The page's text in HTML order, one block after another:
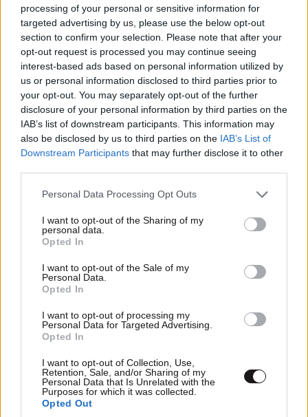
processing of your personal or sensitive information for
targeted advertising by us, please use the below opt-out
section to confirm your selection. Please note that after your
opt-out request is processed you may continue seeing
interest-based ads based on personal information utilized by
us or personal information disclosed to third parties prior to
your opt-out. You may separately opt-out of the further
disclosure of your personal information by third parties on the
IAB’s list of downstream participants. This information may
also be disclosed by us to third parties on the IAB’s List of
Downstream Participants that may further disclose it to other
Please note that this website/app uses one or more Google
not limited to your visit or usage behaviour. You may click to
grant or deny consent to Google and its third-party tags to
use your data for below specified purposes in below Google
consent section.
Personal Data Processing Opt Outs
I want to opt-out of the Sharing of my
personal data.
Opted In
I want to opt-out of the Sale of my
Personal Data.
Opted In
I want to opt-out of processing my
Personal Data for Targeted Advertising.
Opted In
I want to opt-out of Collection, Use,
Retention, Sale, and/or Sharing of my
Personal Data that Is Unrelated with the
Purposes for which it was collected.
Opted Out
β) Τίθενται σαφή όρια και εγγυήσεις διαφάνειας για
την εύρυθμη λειτουργία των πανεπιστημίων, στον
ευρωπαϊκό βηματισμό που πρέπει να έχει. Κύριες
παρεμβάσεις της μεταρρύθμισης 1) Καθιέρωση